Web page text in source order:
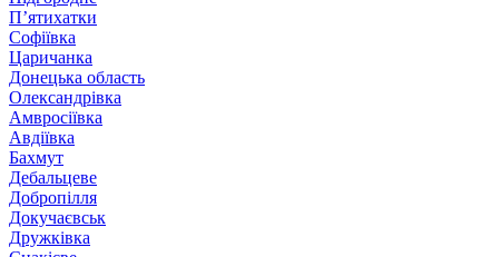
П’ятихатки
Софіївка
Царичанка
Донецька область
Олександрівка
Амвросіївка
Авдіївка
Бахмут
Дебальцеве
Добропілля
Докучаєвськ
Дружківка